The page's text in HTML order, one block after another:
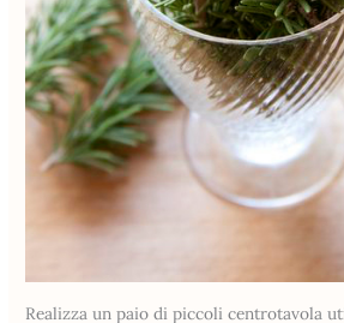
Realizza un paio di piccoli centrotavola